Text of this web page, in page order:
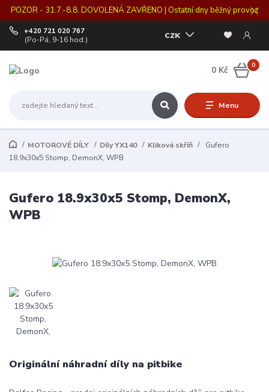
POZOR - 31.7.-8.8. DOVOLENÁ ZAVŘENO | Ostatní dny běžný provoz
Menu
CZK
+420 721 020 767
(Po-Pá, 9-16 hod.)
0
0 Kč
MOTOROVÉ DÍLY Díly YX140 Kliková skříň
Gufero
18.9x30x5 Stomp, DemonX, WPB
Gufero 18.9x30x5 Stomp, DemonX,
WPB
Originální náhradní díly na pitbike